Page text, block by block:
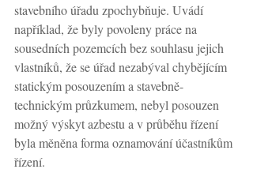
stavebního úřadu zpochybňuje. Uvádí
například, že byly povoleny práce na
sousedních pozemcích bez souhlasu jejich
vlastníků, že se úřad nezabýval chybějícím
statickým posouzením a stavebně-
technickým průzkumem, nebyl posouzen
možný výskyt azbestu a v průběhu řízení
byla měněna forma oznamování účastníkům
řízení.